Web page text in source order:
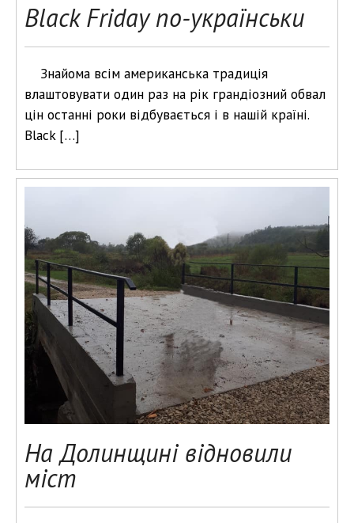
Black Friday по-українськи
Знайома всім американська традиція
влаштовувати один раз на рік грандіозний обвал
цін останні роки відбувається і в нашій країні.
Black […]
На Долинщині відновили
міст